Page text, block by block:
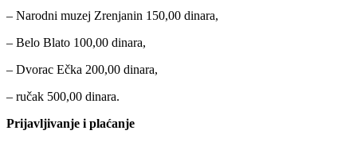
– Narodni muzej Zrenjanin 150,00 dinara,
– Belo Blato 100,00 dinara,
– Dvorac Ečka 200,00 dinara,
– ručak 500,00 dinara.
Prijavljivanje i plaćanje